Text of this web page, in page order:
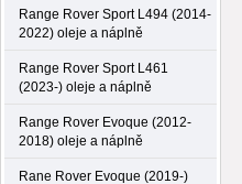
Range Rover Sport L494 (2014-
2022) oleje a náplně
Range Rover Sport L461
(2023-) oleje a náplně
Range Rover Evoque (2012-
2018) oleje a náplně
Rane Rover Evoque (2019-)